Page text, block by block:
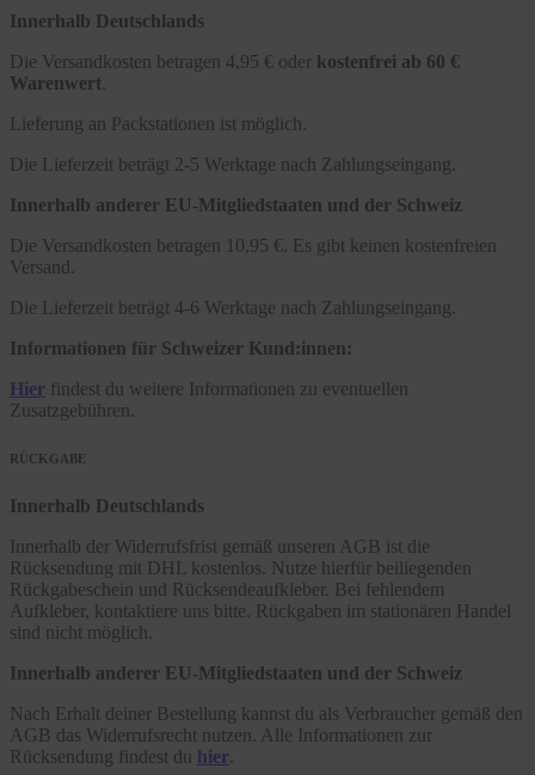
Innerhalb Deutschlands
Die Versandkosten betragen 4,95 € oder kostenfrei ab 60 €
Warenwert
Lieferung an Packstationen ist möglich.
Die Lieferzeit beträgt 2-5 Werktage nach Zahlungseingang.
Innerhalb anderer EU-Mitgliedstaaten und der Schweiz
Die Versandkosten betragen 10,95 €. Es gibt keinen kostenfreien
Versand.
Die Lieferzeit beträgt 4-6 Werktage nach Zahlungseingang.
Informationen für Schweizer Kund:innen:
Hier findest du weitere Informationen zu eventuellen
Zusatzgebühren.
RÜCKGABE
Innerhalb Deutschlands
Innerhalb der Widerrufsfrist gemäß unseren AGB ist die
Rücksendung mit DHL kostenlos. Nutze hierfür beiliegenden
Rückgabeschein und Rücksendeaufkleber. Bei fehlendem
Aufkleber, kontaktiere uns bitte. Rückgaben im stationären Handel
sind nicht möglich.
Innerhalb anderer EU-Mitgliedstaaten und der Schweiz
Nach Erhalt deiner Bestellung kannst du als Verbraucher gemäß den
AGB das Widerrufsrecht nutzen. Alle Informationen zur
Rücksendung findest du hier